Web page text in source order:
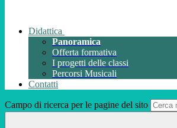
Didattica
Panoramica
Offerta formativa
I progetti delle classi
Percorsi Musicali
Contatti
Campo di ricerca per le pagine del sito